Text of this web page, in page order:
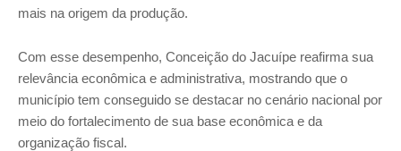
mais na origem da produção.
Com esse desempenho, Conceição do Jacuípe reafirma sua
relevância econômica e administrativa, mostrando que o
município tem conseguido se destacar no cenário nacional por
meio do fortalecimento de sua base econômica e da
organização fiscal.